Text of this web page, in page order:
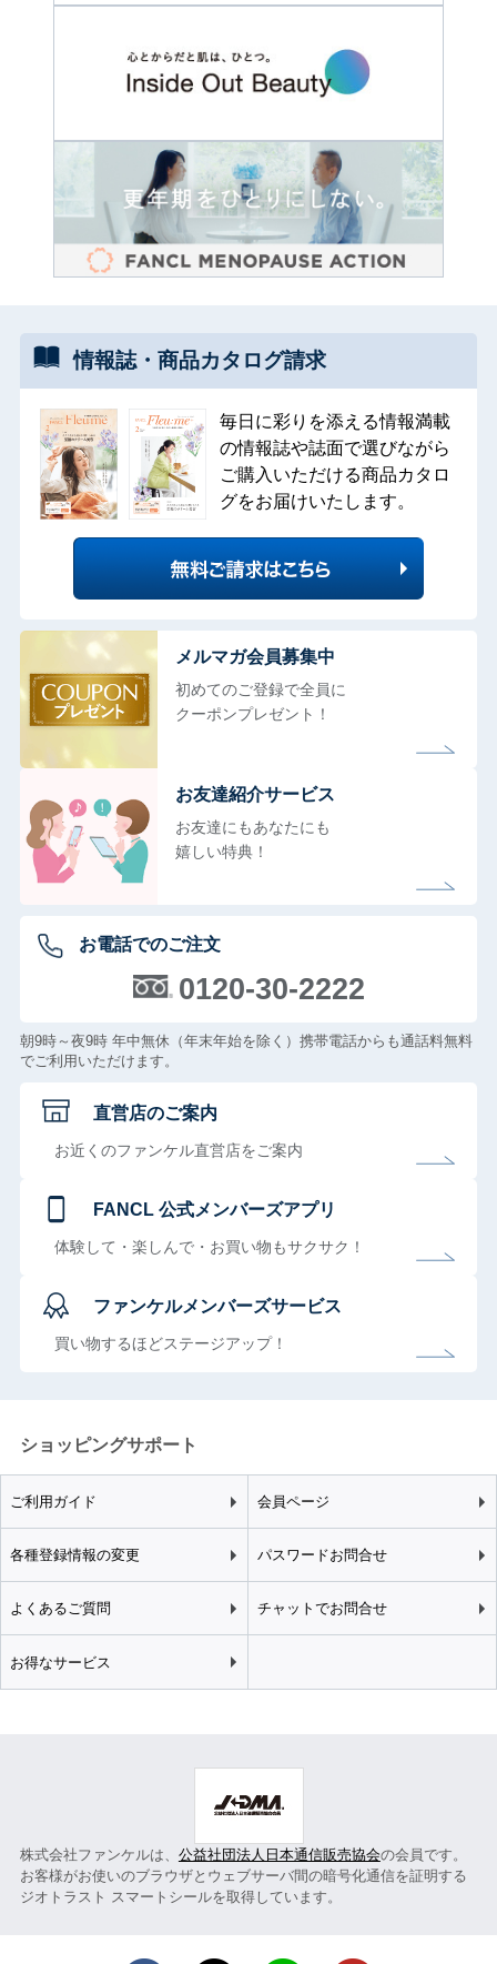
情報誌・ 商品カタログ請求
毎日に彩りを添える情報満載
の情報誌や誌面で選びながら
ご購入いただける商品カタロ
グをお届けいたします。
メルマガ会員募集中
初めてのご登録で全員に
クーポンプレゼント！
お友達紹介サービス
お友達にもあなたにも
嬉しい特典！
お電話でのご注文
0120-30-2222
朝9時～夜9時 年中無休（年末年始を除く）携帯電話からも通話料無料
でご利用いただけます。
直営店のご案内
お近くのファンケル直営店をご案内
FANCL 公式メンバーズアプリ
体験して・楽しんで・お買い物もサクサク！
ファンケルメンバーズサービス
買い物するほどステージアップ！
ショッピングサポート
ご利用ガイド 会員ページ
各種登録情報の変更 パスワードお問合せ
よくあるご質問 チャットでお問合せ
お得なサービス
株式会社ファンケルは、 公益社団法人日本通信販売協会の会員です。
お客様がお使いのブラウザとウェブサーバ間の暗号化通信を証明する
ジオトラスト スマートシールを取得しています。